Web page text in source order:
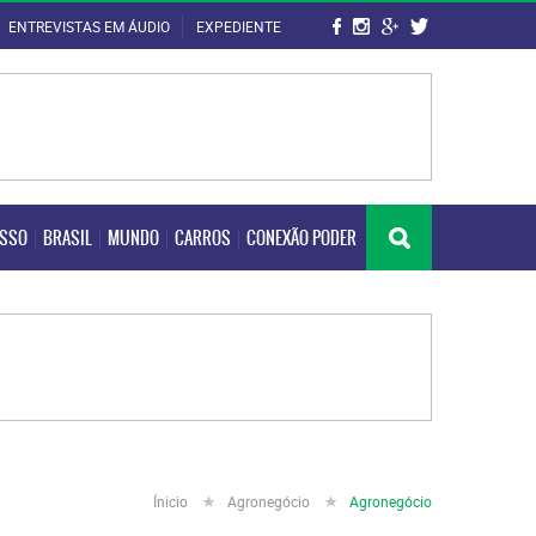
ENTREVISTAS EM ÁUDIO EXPEDIENTE
BRASIL MUNDO CARROS CONEXÃO PODER
BRASIL MUNDO CARROS CONEXÃO PODER
Ínicio Agronegócio Agronegócio